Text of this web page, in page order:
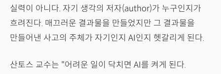
실력이 아니다. 자기 생각의 저자(author)가 누구인지가
흐려진다. 매끄러운 결과물을 만들었지만 그 결과물을
만들어낸 사고의 주체가 자기인지 AI인지 헷갈리게 된다.
산토스 교수는 "어려운 일이 닥치면 AI를 켜게 된다.